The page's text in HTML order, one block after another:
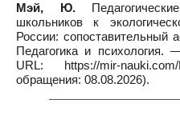
Мэй, Ю.
школьников к
России:
Педагогика и
URL: https://mir-
обращения: 08.08.2026).